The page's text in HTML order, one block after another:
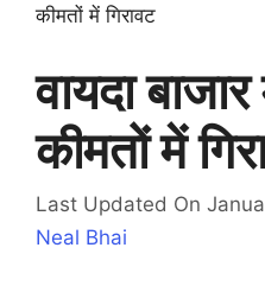
कीमतों में गिरावट
वायदा
कीमतों में
Last Updated On
Neal Bhai